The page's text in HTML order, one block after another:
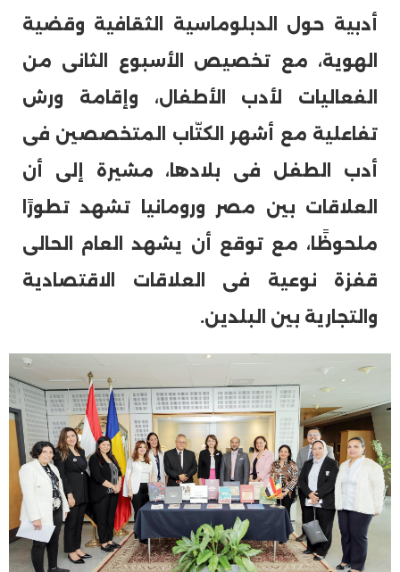
أدبية حول الدبلوماسية الثقافية وقضية
الهوية، مع تخصيص الأسبوع الثانى من
الفعاليات لأدب الأطفال، وإقامة ورش
تفاعلية مع أشهر الكتّاب المتخصصين فى
أدب الطفل فى بلادها، مشيرة إلى أن
العلاقات بين مصر ورومانيا تشهد تطورًا
ملحوظًا، مع توقع أن يشهد العام الحالى
قفزة نوعية فى العلاقات الاقتصادية
والتجارية بين البلدين.